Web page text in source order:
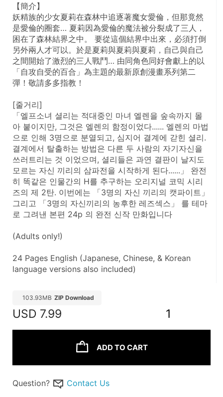
【簡介】
妖精族的少女夏莉在森林中追逐著魔女愛倫，但那竟然
是愛倫的圈套… 夏莉因為愛倫的魔法被分裂成了三人，
困在了森林結界之中。 要從這個結界中出來，必須打倒
另外兩人才可以。於是夏莉與夏莉與夏莉，自己與自己
之間開始了激烈的三人戰鬥… 由同角色同好會獻上的以
「自攻自受的百合」為主題的最新原創漫畫系列第二
彈！敬請多多指教！
[줄거리]
「엘프소녀 셜리는 적대중인 마녀 엘렌을 숲속까지 몰
아 붙이지만, 그것은 엘렌의 함정이었다...... 엘렌의 마법
으로 인해 3명으로 분열되고, 심지어 결계에 갇힌 셜리.
결계에서 탈출하는 방법은 다른 두 사람의 자기자신을
쓰러트리는 것 이었으며, 셜리들은 과연 결판이 날지도
모르는 자신 끼리의 삼파전을 시작하게 된다......」 완전
히 똑같은 인물간의 H를 추구하는 오리지널 코믹 시리
즈의 제 2탄. 이번에는 「3명의 자신 끼리의 캣파이트」
그리고 「3명의 자신끼리의 농후한 레즈섹스」 를 테마
로 그려낸 본편 24p 의 완전 신작 만화입니다
(Adults only!)
24 Pages English (Japanese, Chinese, & Korean
language versions also included)
103.93MB ZIP Download
USD 7.99 1
ADD TO CART
Question? Contact Us